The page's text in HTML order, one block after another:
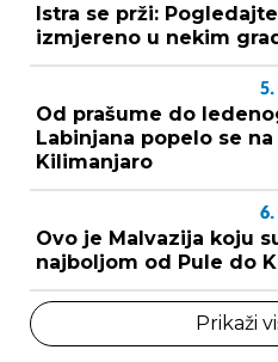
Istra se prži:
izmjereno u nekim
5.
Od prašume do
Labinjana popelo se
Kilimanjaro
6.
Ovo je Malvazija koju
najboljom od Pule do
Prikaži